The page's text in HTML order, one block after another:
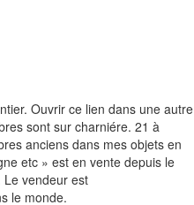
Ouvrir ce lien dans une autre
sont sur charniére. 21 à
anciens dans mes objets en
etc » est en vente depuis le
vendeur est
le monde.